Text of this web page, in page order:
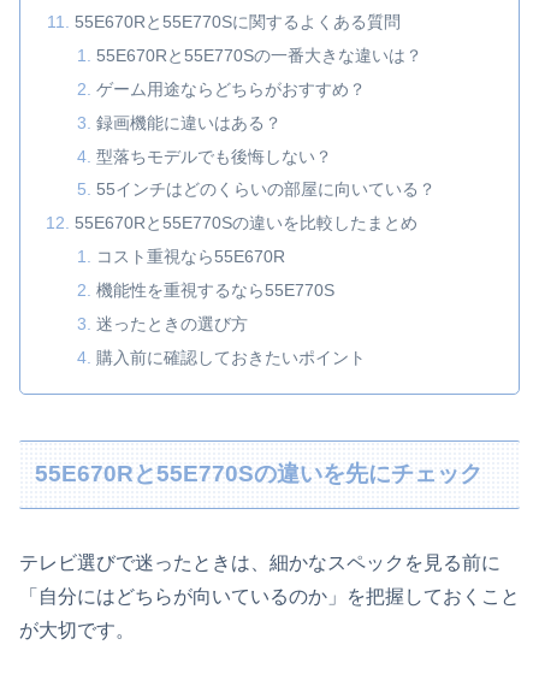
55E670Rと55E770Sに関するよくある質問
55E670Rと55E770Sの一番大きな違いは？
ゲーム用途ならどちらがおすすめ？
録画機能に違いはある？
型落ちモデルでも後悔しない？
55インチはどのくらいの部屋に向いている？
55E670Rと55E770Sの違いを比較したまとめ
コスト重視なら55E670R
機能性を重視するなら55E770S
迷ったときの選び方
購入前に確認しておきたいポイント
55E670Rと55E770Sの違いを先にチェック
テレビ選びで迷ったときは、細かなスペックを見る前に
「自分にはどちらが向いているのか」を把握しておくこと
が大切です。